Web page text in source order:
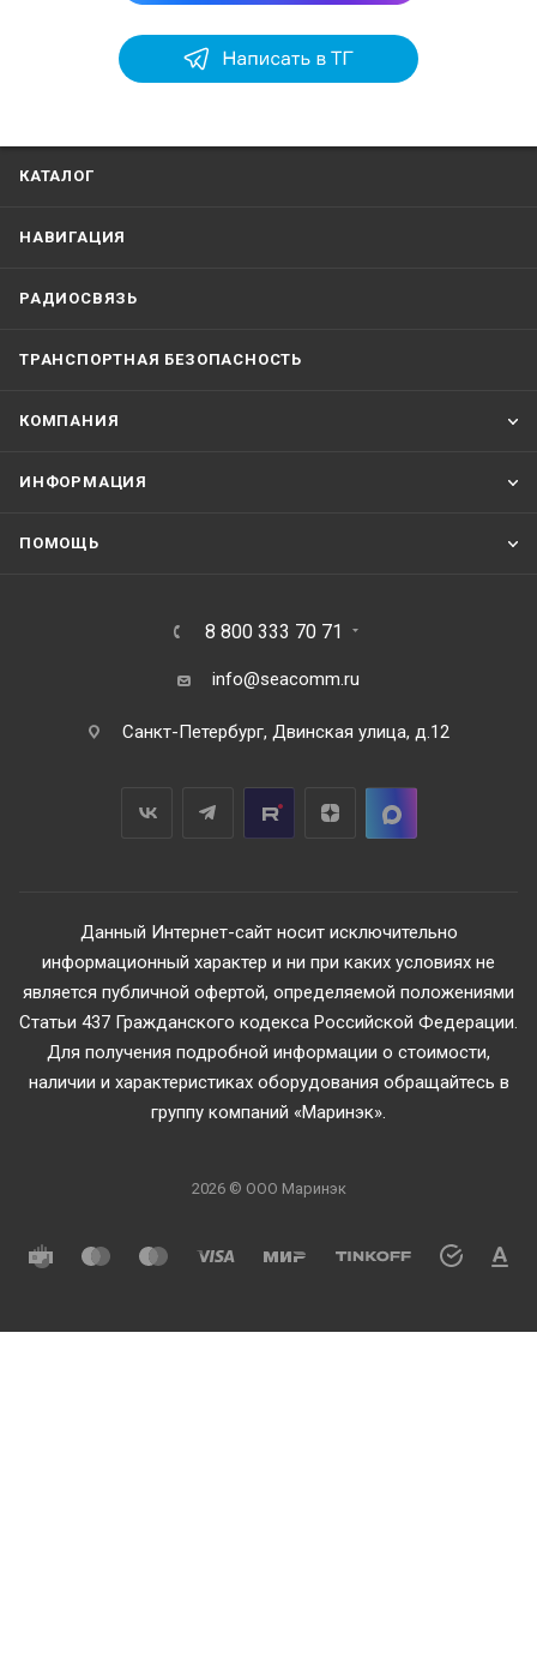
КАТАЛОГ
НАВИГАЦИЯ
РАДИОСВЯЗЬ
ТРАНСПОРТНАЯ БЕЗОПАСНОСТЬ
КОМПАНИЯ
ИНФОРМАЦИЯ
ПОМОЩЬ
8 800 333 70 71
info@seacomm.ru
Санкт-Петербург, Двинская улица, д.12
Данный Интернет-сайт носит исключительно
информационный характер и ни при каких условиях не
является публичной офертой, определяемой положениями
Статьи 437 Гражданского кодекса Российской Федерации.
Для получения подробной информации о стоимости,
наличии и характеристиках оборудования обращайтесь в
группу компаний «Маринэк».
2026 © ООО Маринэк